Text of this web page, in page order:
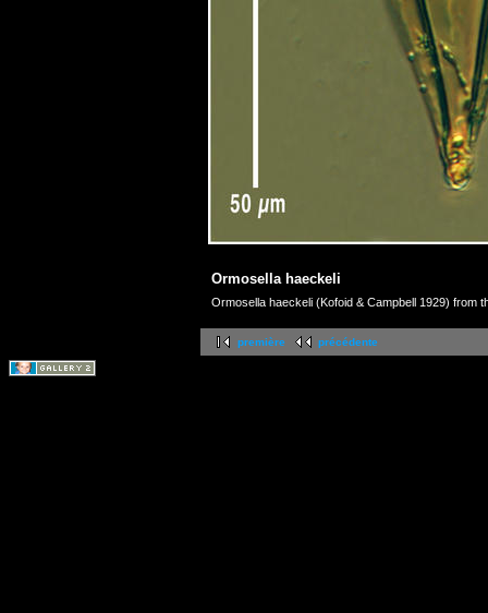
Ormosella haeckeli
Ormosella haeckeli (Kofoid & Campbell 1929) from
première précédente